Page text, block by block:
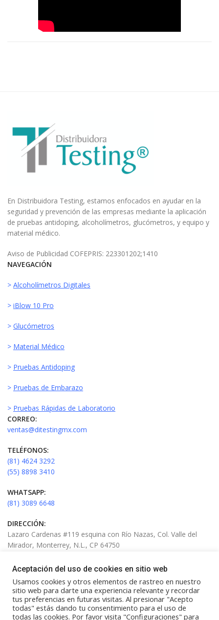
En Distribuidora Testing, estamos enfocados en ayudar en la
seguridad y prevención de las empresas mediante la aplicación
de pruebas antidoping, alcoholímetros, glucómetros, y equipo y
material médico.
Aviso de Publicidad COFEPRIS: 223301202;1410
NAVEGACIÓN
> Alcoholímetros Digitales
> iBlow 10 Pro
> Glucómetros
> Material Médico
> Pruebas Antidoping
> Pruebas de Embarazo
> Pruebas Rápidas de Laboratorio
CORREO:
ventas@ditestingmx.com
TELÉFONOS:
(81) 4624 3292
(55) 8898 3410
WHATSAPP:
(81) 3089 6648
DIRECCIÓN:
Lazaro Cardenas #119 esquina con Río Nazas, Col. Valle del
Mirador, Monterrey, N.L., CP 64750
HORARIO:
Aceptación del uso de cookies en sitio web
Usamos cookies y otros elementos de rastreo en nuestro
sitio web para darte una experiencia relevante y recordar
tus preferencias en futuras visitas. Al presionar "Acepto
todas" estás dando tu consentimiento para el uso de
todas las cookies. Por favor visita "Configuraciones" para